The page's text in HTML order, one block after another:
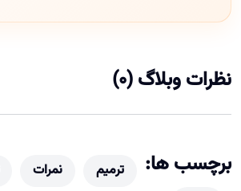
نظرات وبلاگ (0)
برچسب ها: ترمیم نمرات